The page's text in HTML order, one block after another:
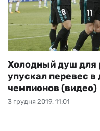
3 грудня 2019, 11:01
Холодный душ для
упускал перевес в
чемпионов (видео)